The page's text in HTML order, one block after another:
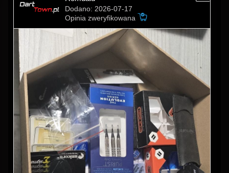
Dodano: 2026-07-17
Opinia zweryfikowana